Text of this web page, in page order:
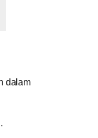
dalam